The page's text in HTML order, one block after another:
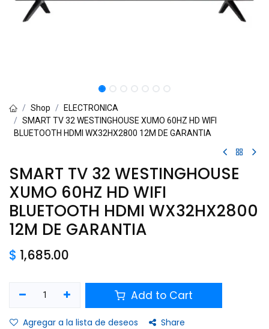
Shop
ELECTRONICA
SMART TV 32 WESTINGHOUSE XUMO 60HZ HD WIFI
BLUETOOTH HDMI WX32HX2800 12M DE GARANTIA
SMART TV 32 WESTINGHOUSE
XUMO 60HZ HD WIFI
BLUETOOTH HDMI WX32HX2800
12M DE GARANTIA
$ 1,685.00
Add to Cart
Agregar a la lista de deseos Share